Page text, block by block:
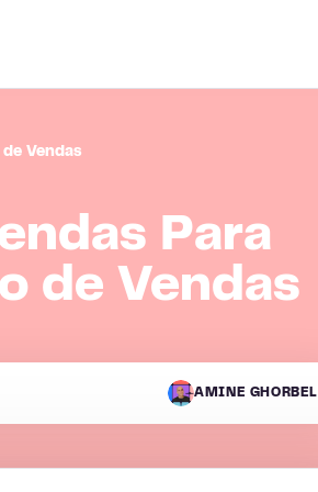
Vendas
Para
de Vendas
AMINE GHORBEL